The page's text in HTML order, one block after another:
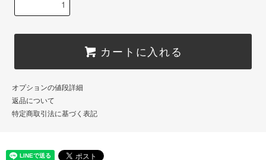
カートに入れる
オプションの値段詳細
返品について
特定商取引法に基づく表記